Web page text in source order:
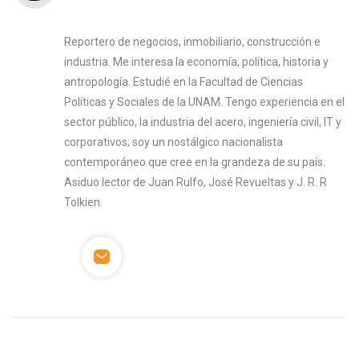
Reportero de negocios, inmobiliario, construcción e
industria. Me interesa la economía, política, historia y
antropología. Estudié en la Facultad de Ciencias
Políticas y Sociales de la UNAM. Tengo experiencia en el
sector público, la industria del acero, ingeniería civil, IT y
corporativos; soy un nostálgico nacionalista
contemporáneo que cree en la grandeza de su país.
Asiduo lector de Juan Rulfo, José Revueltas y J. R. R
Tolkien.